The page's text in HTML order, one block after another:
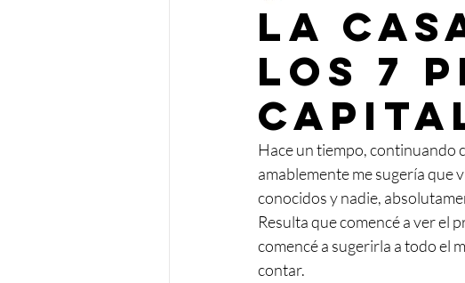
La
los 7
Hace un tiempo, continuando
amablemente me sugería que
conocidos y nadie,
Resulta que comencé a ver el
comencé a sugerirla a todo el
contar.